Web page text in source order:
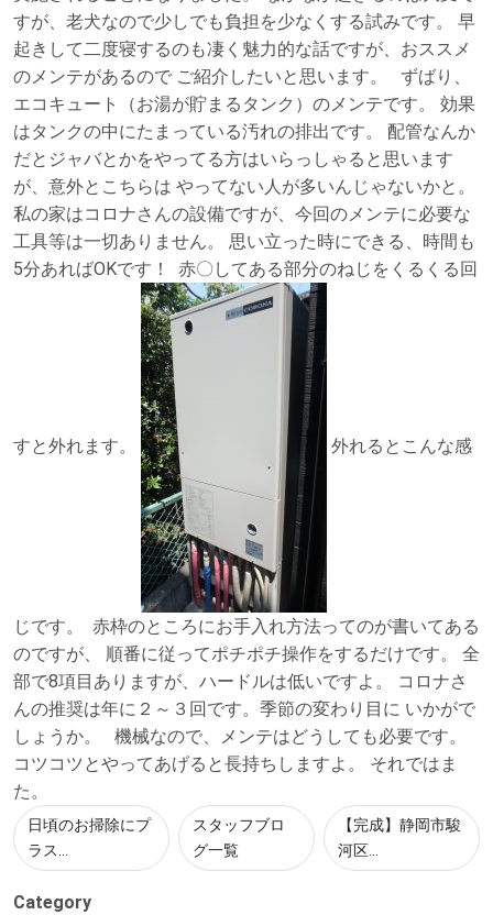
すが、老犬なので少しでも負担を少なくする試みです。 早
起きして二度寝するのも凄く魅力的な話ですが、おススメ
のメンテがあるので ご紹介したいと思います。 ずばり、
エコキュート（お湯が貯まるタンク）のメンテです。 効果
はタンクの中にたまっている汚れの排出です。 配管なんか
だとジャバとかをやってる方はいらっしゃると思います
が、意外とこちらは やってない人が多いんじゃないかと。
私の家はコロナさんの設備ですが、今回のメンテに必要な
工具等は一切ありません。 思い立った時にできる、時間も
5分あればOKです！
赤〇してある部分のねじをくるくる回
すと外れます。 外れるとこんな感
じです。
赤枠のところにお手入れ方法ってのが書いてある
のですが、 順番に従ってポチポチ操作をするだけです。 全
部で8項目ありますが、ハードルは低いですよ。 コロナさ
んの推奨は年に２～３回です。季節の変わり目に いかがで
しょうか。 機械なので、メンテはどうしても必要です。
コツコツとやってあげると長持ちしますよ。 それではま
た。
日頃のお掃除にプ
ラス...
スタッフブロ
グ一覧
【完成】静岡市駿
河区...
Category